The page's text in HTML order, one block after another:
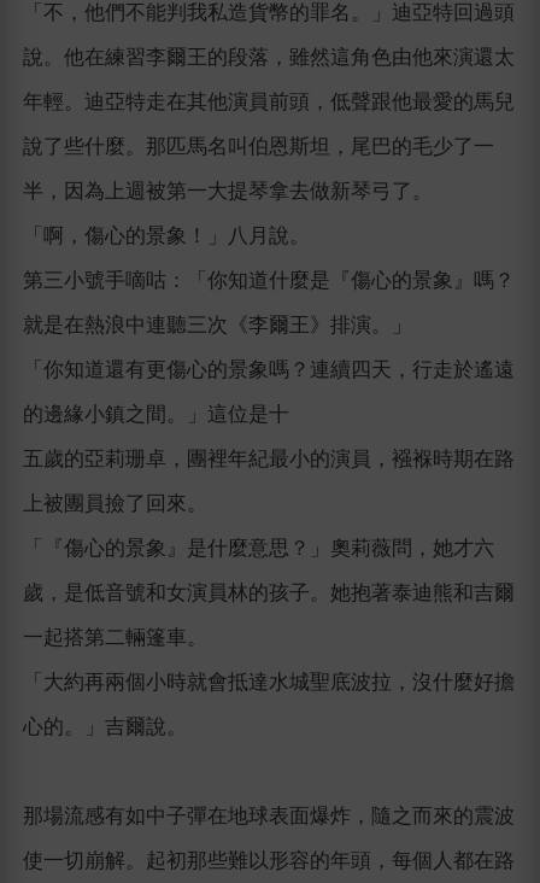
「不，他們不能判我私造貨幣的罪名。」迪亞特回過頭
說。他在練習李爾王的段落，雖然這角色由他來演還太
年輕。迪亞特走在其他演員前頭，低聲跟他最愛的馬兒
說了些什麼。那匹馬名叫伯恩斯坦，尾巴的毛少了一
半，因為上週被第一大提琴拿去做新琴弓了。
「啊，傷心的景象！」八月說。
第三小號手嘀咕：「你知道什麼是『傷心的景象』嗎？
就是在熱浪中連聽三次《李爾王》排演。」
「你知道還有更傷心的景象嗎？連續四天，行走於遙遠
的邊緣小鎮之間。」這位是十
五歲的亞莉珊卓，團裡年紀最小的演員，襁褓時期在路
上被團員撿了回來。
「『傷心的景象』是什麼意思？」奧莉薇問，她才六
歲，是低音號和女演員林的孩子。她抱著泰迪熊和吉爾
一起搭第二輛篷車。
「大約再兩個小時就會抵達水城聖底波拉，沒什麼好擔
心的。」吉爾說。
那場流感有如中子彈在地球表面爆炸，隨之而來的震波
使一切崩解。起初那些難以形容的年頭，每個人都在路